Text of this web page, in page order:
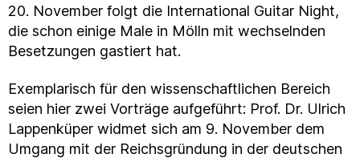
20. November folgt die International Guitar Night,
die schon einige Male in Mölln mit wechselnden
Besetzungen gastiert hat.
Exemplarisch für den wissenschaftlichen Bereich
seien hier zwei Vorträge aufgeführt: Prof. Dr. Ulrich
Lappenküper widmet sich am 9. November dem
Umgang mit der Reichsgründung in der deutschen